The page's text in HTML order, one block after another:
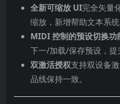
全新可缩放 UI完全矢量
缩放，新增帮助文本系
MIDI 控制的预设切换功
下一/加载/保存预设，提
双激活授权支持双设备
品线保持一致。